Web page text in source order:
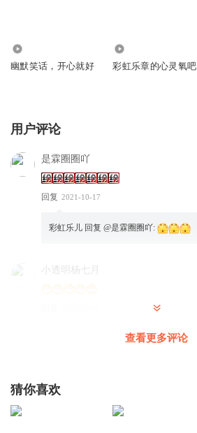
幽默笑话，开心就好 彩虹乐章的心灵氧吧
用户评论
是霖圈圈吖
回复 2021-10-17
彩虹乐儿 回复 @是霖圈圈吖:
小透明杨七月
查看更多评论
猜你喜欢